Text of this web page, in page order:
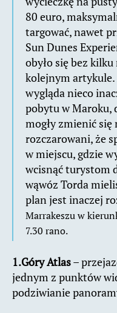
80 euro,
targować, nawet
Sun Dunes
obyło się bez
kolejnym
wygląda nieco
pobytu w Maroku,
mogły zmienić
rozczarowani, że
w miejscu, gdzie
wcisnąć turystom
wąwóz Torda
plan jest inaczej
Marrakeszu w
7.30 rano.
1.Góry Atlas–
jednym z punktów
podziwianie